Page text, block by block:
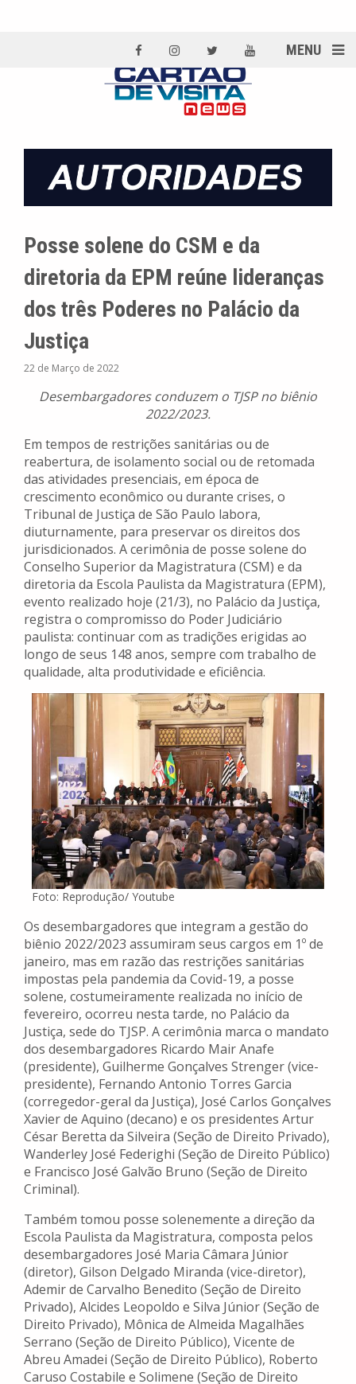
MENU
Posse solene do CSM e da
diretoria da EPM reúne lideranças
dos três Poderes no Palácio da
Justiça
22 de Março de 2022
Desembargadores conduzem o TJSP no biênio
2022/2023.
Em tempos de restrições sanitárias ou de
reabertura, de isolamento social ou de retomada
das atividades presenciais, em época de
crescimento econômico ou durante crises, o
Tribunal de Justiça de São Paulo labora,
diuturnamente, para preservar os direitos dos
jurisdicionados. A cerimônia de posse solene do
Conselho Superior da Magistratura (CSM) e da
diretoria da Escola Paulista da Magistratura (EPM),
evento realizado hoje (21/3), no Palácio da Justiça,
registra o compromisso do Poder Judiciário
paulista: continuar com as tradições erigidas ao
longo de seus 148 anos, sempre com trabalho de
qualidade, alta produtividade e eficiência.
Foto: Reprodução/ Youtube
Os desembargadores que integram a gestão do
biênio 2022/2023 assumiram seus cargos em 1º de
janeiro, mas em razão das restrições sanitárias
impostas pela pandemia da Covid-19, a posse
solene, costumeiramente realizada no início de
fevereiro, ocorreu nesta tarde, no Palácio da
Justiça, sede do TJSP. A cerimônia marca o mandato
dos desembargadores Ricardo Mair Anafe
(presidente), Guilherme Gonçalves Strenger (vice-
presidente), Fernando Antonio Torres Garcia
(corregedor-geral da Justiça), José Carlos Gonçalves
Xavier de Aquino (decano) e os presidentes Artur
César Beretta da Silveira (Seção de Direito Privado),
Wanderley José Federighi (Seção de Direito Público)
e Francisco José Galvão Bruno (Seção de Direito
Criminal).
Também tomou posse solenemente a direção da
Escola Paulista da Magistratura, composta pelos
desembargadores José Maria Câmara Júnior
(diretor), Gilson Delgado Miranda (vice-diretor),
Ademir de Carvalho Benedito (Seção de Direito
Privado), Alcides Leopoldo e Silva Júnior (Seção de
Direito Privado), Mônica de Almeida Magalhães
Serrano (Seção de Direito Público), Vicente de
Abreu Amadei (Seção de Direito Público), Roberto
Caruso Costabile e Solimene (Seção de Direito